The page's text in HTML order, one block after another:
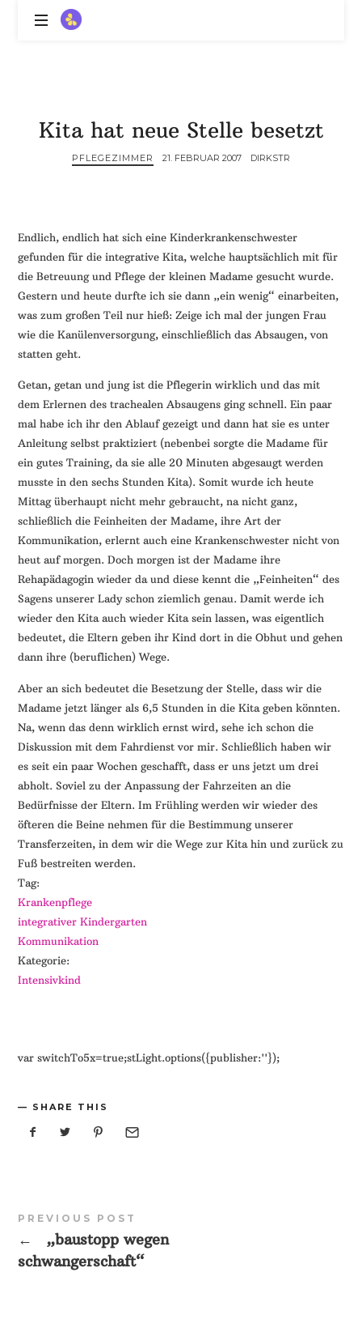
ZitronenBitter
mit
Depression,
ein
Lächeln
//
Kita hat neue Stelle besetzt
PFLEGEZIMMER 21. FEBRUAR 2007 DIRKSTR
Endlich, endlich hat sich eine Kinderkrankenschwester
gefunden für die integrative Kita, welche hauptsächlich mit für
die Betreuung und Pflege der kleinen Madame gesucht wurde.
Gestern und heute durfte ich sie dann „ein wenig“ einarbeiten,
was zum großen Teil nur hieß: Zeige ich mal der jungen Frau
wie die Kanülenversorgung, einschließlich das Absaugen, von
statten geht.
Getan, getan und jung ist die Pflegerin wirklich und das mit
dem Erlernen des trachealen Absaugens ging schnell. Ein paar
mal habe ich ihr den Ablauf gezeigt und dann hat sie es unter
Anleitung selbst praktiziert (nebenbei sorgte die Madame für
ein gutes Training, da sie alle 20 Minuten abgesaugt werden
musste in den sechs Stunden Kita). Somit wurde ich heute
Mittag überhaupt nicht mehr gebraucht, na nicht ganz,
schließlich die Feinheiten der Madame, ihre Art der
Kommunikation, erlernt auch eine Krankenschwester nicht von
heut auf morgen. Doch morgen ist der Madame ihre
Rehapädagogin wieder da und diese kennt die „Feinheiten“ des
Sagens unserer Lady schon ziemlich genau. Damit werde ich
wieder den Kita auch wieder Kita sein lassen, was eigentlich
bedeutet, die Eltern geben ihr Kind dort in die Obhut und gehen
dann ihre (beruflichen) Wege.
Aber an sich bedeutet die Besetzung der Stelle, dass wir die
Madame jetzt länger als 6,5 Stunden in die Kita geben könnten.
Na, wenn das denn wirklich ernst wird, sehe ich schon die
Diskussion mit dem Fahrdienst vor mir. Schließlich haben wir
es seit ein paar Wochen geschafft, dass er uns jetzt um drei
abholt. Soviel zu der Anpassung der Fahrzeiten an die
Bedürfnisse der Eltern. Im Frühling werden wir wieder des
öfteren die Beine nehmen für die Bestimmung unserer
Transferzeiten, in dem wir die Wege zur Kita hin und zurück zu
Fuß bestreiten werden.
Tag:
Krankenpflege
integrativer Kindergarten
Kommunikation
Kategorie:
Intensivkind
var switchTo5x=true;stLight.options({publisher:''});
SHARE THIS
PREVIOUS POST
←
„baustopp wegen
schwangerschaft“